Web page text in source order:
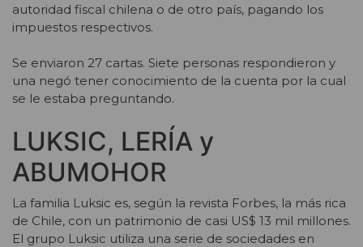
autoridad fiscal chilena o de otro país, pagando los
impuestos respectivos.
Se enviaron 27 cartas. Siete personas respondieron y
una negó tener conocimiento de la cuenta por la cual
se le estaba preguntando.
LUKSIC, LERÍA y
ABUMOHOR
La familia Luksic es, según la revista Forbes, la más rica
de Chile, con un patrimonio de casi US$ 13 mil millones.
El grupo Luksic utiliza una serie de sociedades en